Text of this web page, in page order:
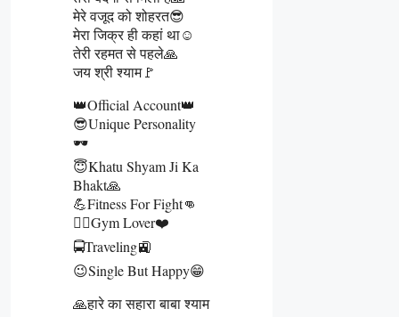
मेरे वजूद को शोहरत😎
मेरा जिक्र ही कहां था☺️
तेरी रहमत से पहले🙏
जय श्री श्याम🚩
👑Official Account👑
😎Unique Personality
🕶️
😇Khatu Shyam Ji Ka
Bhakt🙏
💪Fitness For Fight👊
🏋️‍♂️Gym Lover❤️
🚍Traveling🚉
😉Single But Happy😁
🙏हारे का सहारा बाबा श्याम